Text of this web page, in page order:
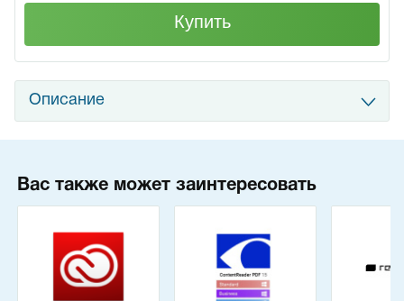
Купить
Описание
Вас также может заинтересовать